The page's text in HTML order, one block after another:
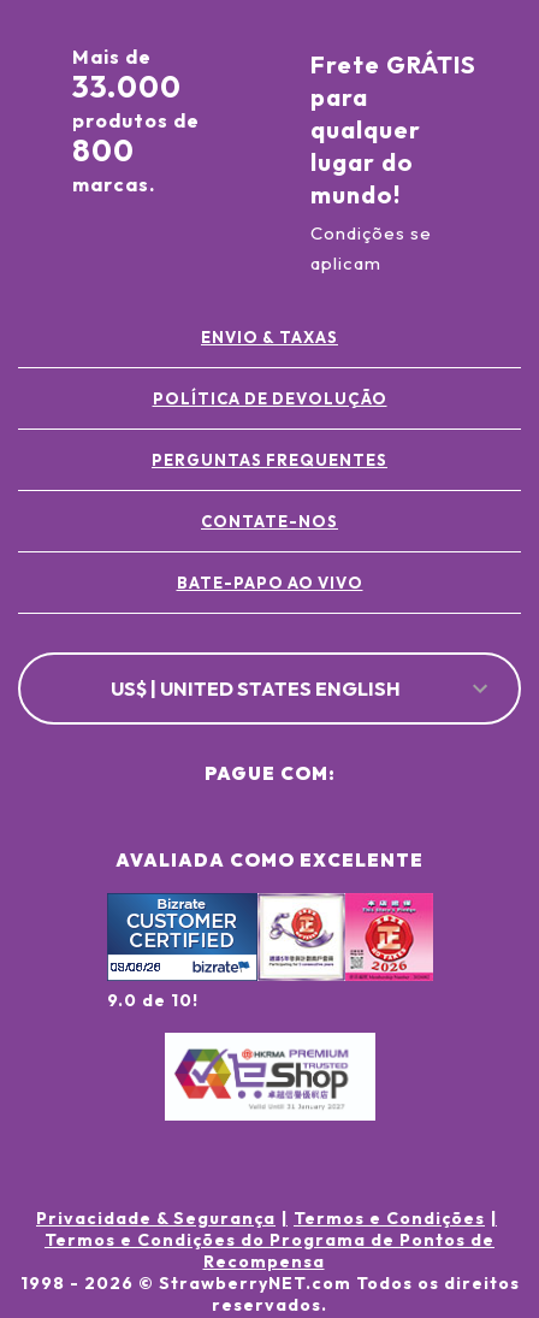
Mais de
33.000
produtos de
800
marcas.
Frete GRÁTIS
para
qualquer
lugar do
mundo!
Condições se
aplicam
ENVIO & TAXAS
POLÍTICA DE DEVOLUÇÃO
PERGUNTAS FREQUENTES
CONTATE-NOS
BATE-PAPO AO VIVO
US$ | UNITED STATES ENGLISH
AVALIADA COMO EXCELENTE
9.0 de 10!
PAGUE COM:
Privacidade & Segurança
Termos e Condições
Termos e Condições do Programa de Pontos de
Recompensa
1998 - 2026 © StrawberryNET.com Todos os direitos
reservados.